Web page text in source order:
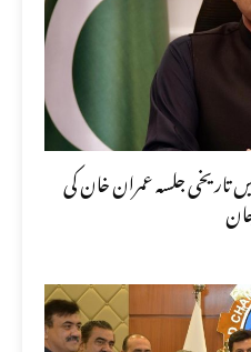
تاریخی جلسہ عمران خان کی